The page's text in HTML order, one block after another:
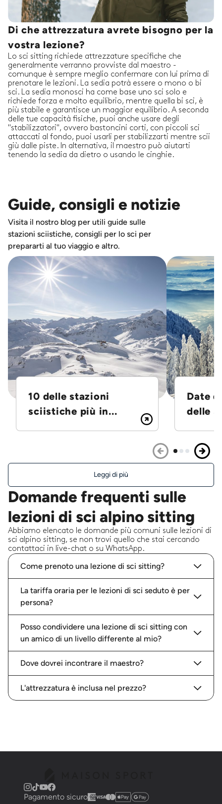
Di che attrezzatura avrete bisogno per la
vostra lezione?
Lo sci sitting richiede attrezzature specifiche che
generalmente verranno provviste dal maestro -
comunque è sempre meglio confermare con lui prima di
prenotare le lezioni. La sedia potrà essere o mono o bi
sci. La sedia monosci ha come base uno sci solo e
richiede forza e molto equilibrio, mentre quella bi sci, è
più stabile e garantisce un maggior equilibrio. A seconda
delle tue capacità fisiche, puoi anche usare degli
"stabilizzatori", ovvero bastoncini corti, con piccoli sci
attaccati al fondo, puoi usarli per stabilizzarti mentre scii
giù dalle piste. In alternativa, il maestro può aiutarti
tenendo la sedia da dietro o usando le cinghie.
Guide, consigli e notizie
Visita il nostro blog per utili guide sulle
stazioni sciistiche, consigli per lo sci per
prepararti al tuo viaggio e altro.
10 delle stazioni
sciistiche più in...
Date
delle
Leggi di più
Domande frequenti sulle
lezioni di sci alpino sitting
Abbiamo elencato le domande più comuni sulle lezioni di
sci alpino sitting, se non trovi quello che stai cercando
contattaci in live-chat o su WhatsApp.
Come prenoto una lezione di sci sitting?
La tariffa oraria per le lezioni di sci seduto è per
persona?
Posso condividere una lezione di sci sitting con
un amico di un livello differente al mio?
Dove dovrei incontrare il maestro?
L'attrezzatura è inclusa nel prezzo?
Pagamento sicuro